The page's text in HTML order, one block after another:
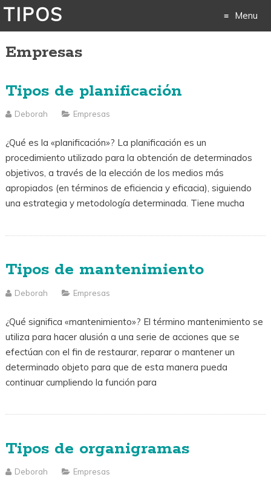
TIPOS Menu
Empresas
Tipos de planificación
Deborah Empresas
¿Qué es la «planificación»? La planificación es un
procedimiento utilizado para la obtención de determinados
objetivos, a través de la elección de los medios más
apropiados (en términos de eficiencia y eficacia), siguiendo
una estrategia y metodología determinada. Tiene mucha
Tipos de mantenimiento
Deborah Empresas
¿Qué significa «mantenimiento»? El término mantenimiento se
utiliza para hacer alusión a una serie de acciones que se
efectúan con el fin de restaurar, reparar o mantener un
determinado objeto para que de esta manera pueda
continuar cumpliendo la función para
Tipos de organigramas
Deborah Empresas